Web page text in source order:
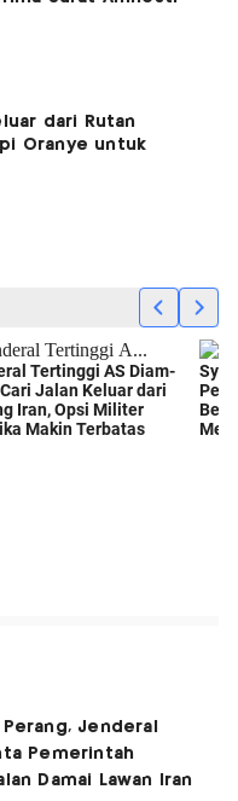
dari Rutan
Oranye untuk
Jenderal
Pemerintah
Damai Lawan Iran